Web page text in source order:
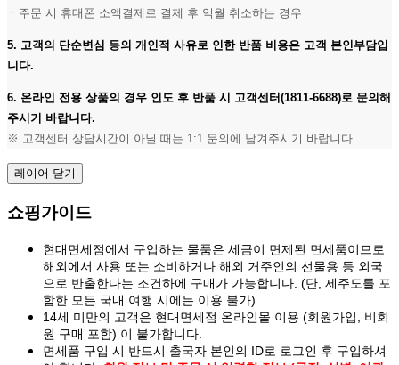
ㆍ주문 시 휴대폰 소액결제로 결제 후 익월 취소하는 경우
5. 고객의 단순변심 등의 개인적 사유로 인한 반품 비용은 고객 본인부담입
니다.
6. 온라인 전용 상품의 경우 인도 후 반품 시 고객센터(1811-6688)로 문의해
주시기 바랍니다.
※ 고객센터 상담시간이 아닐 때는 1:1 문의에 남겨주시기 바랍니다.
레이어 닫기
쇼핑가이드
현대면세점에서 구입하는 물품은 세금이 면제된 면세품이므로
해외에서 사용 또는 소비하거나 해외 거주인의 선물용 등 외국
으로 반출한다는 조건하에 구매가 가능합니다. (단, 제주도를 포
함한 모든 국내 여행 시에는 이용 불가)
14세 미만의 고객은 현대면세점 온라인몰 이용 (회원가입, 비회
원 구매 포함) 이 불가합니다.
면세품 구입 시 반드시 출국자 본인의 ID로 로그인 후 구입하셔